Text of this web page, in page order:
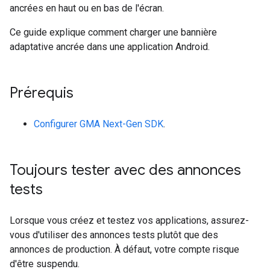
ancrées en haut ou en bas de l'écran.
Ce guide explique comment charger une bannière
adaptative ancrée dans une application Android.
Prérequis
Configurer GMA Next-Gen SDK.
Toujours tester avec des annonces
tests
Lorsque vous créez et testez vos applications, assurez-
vous d'utiliser des annonces tests plutôt que des
annonces de production. À défaut, votre compte risque
d'être suspendu.